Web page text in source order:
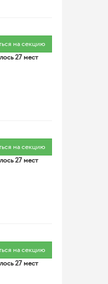
на секцию
27 мест
на секцию
27 мест
на секцию
27 мест